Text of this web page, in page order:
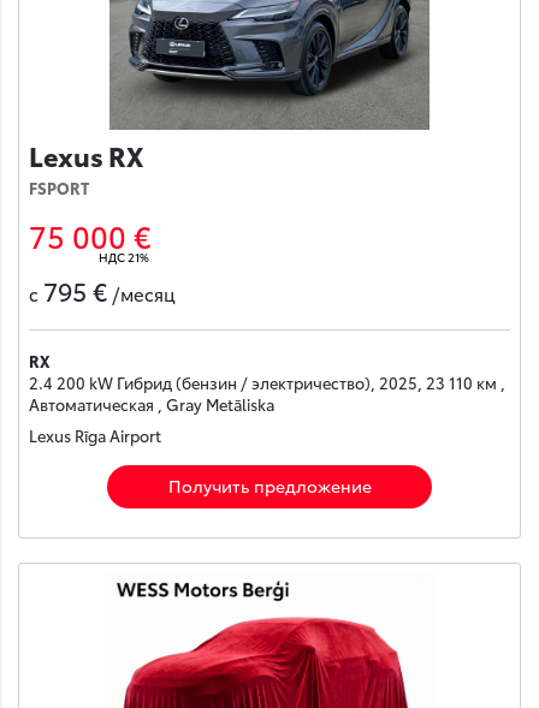
Lexus RX
FSPORT
75 000 €
НДС 21%
с 795 € /месяц
RX
2.4 200 kW Гибрид (бензин / электричество), 2025, 23 110 км ,
Автоматическая , Gray Metāliska
Lexus Rīga Airport
Получить предложение